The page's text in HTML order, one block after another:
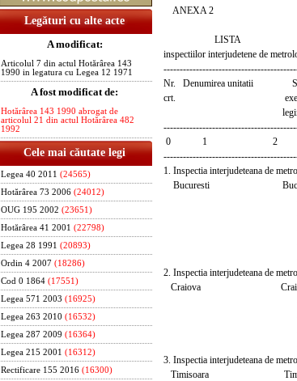
Legături cu alte acte
A modificat:
Articolul 7 din actul Hotărârea 143
1990 in legatura cu Legea 12 1971
A fost modificat de:
Hotărârea 143 1990 abrogat de
articolul 21 din actul Hotărârea 482
1992
Cele mai căutate legi
Legea 40 2011 (24565)
Hotărârea 73 2006 (24012)
OUG 195 2002 (23651)
Hotărârea 41 2001 (22798)
Legea 28 1991 (20893)
Ordin 4 2007 (18286)
Cod 0 1864 (17551)
Legea 571 2003 (16925)
Legea 263 2010 (16532)
Legea 287 2009 (16364)
Legea 215 2001 (16312)
Rectificare 155 2016 (16300)
ANEXA 2
LISTA
inspectiilor interjudetene de
Nr. Denumirea unitatii
crt. exercita
legii
0 1 2
1. Inspectia interjudeteana de
Bucuresti Bucuresti
- Judetul
- Judetul
- Judetul
- Judetul
- Judetul
2. Inspectia interjudeteana de
Craiova Craiova -
- Judetul
- Judetul
- Judetul
- Judetul
3. Inspectia interjudeteana de
Timisoara Timisoara -